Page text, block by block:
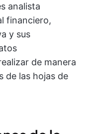
analista
financiero,
y sus
de manera
de las hojas de